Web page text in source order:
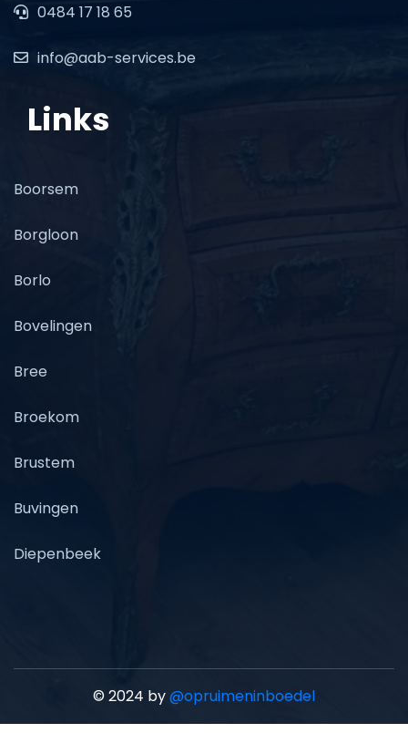
0484 17 18 65
info@aab-services.be
Links
Boorsem
Borgloon
Borlo
Bovelingen
Bree
Broekom
Brustem
Buvingen
Diepenbeek
© 2024 by@opruimeninboedel